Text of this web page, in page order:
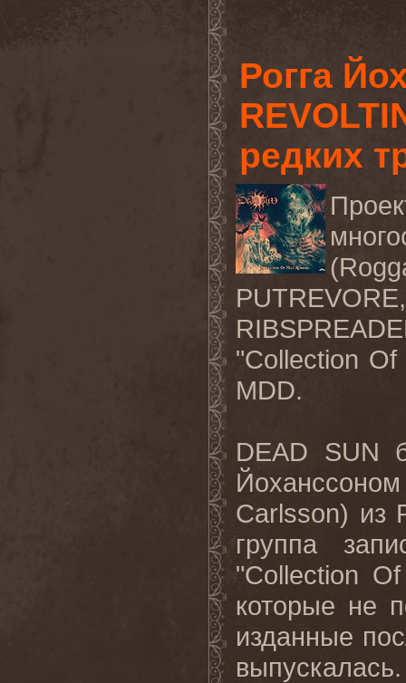
Рогга
редких
"Collection
MDD.
DEAD SUN
Carlsson) из
группа
"Collection Of
которые не
изданные
выпускалась.